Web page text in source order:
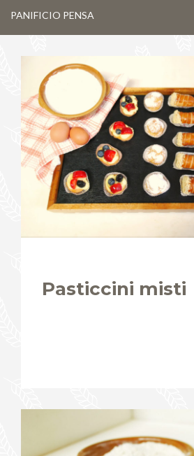
PANIFICIO PENSA
Pasticcini misti